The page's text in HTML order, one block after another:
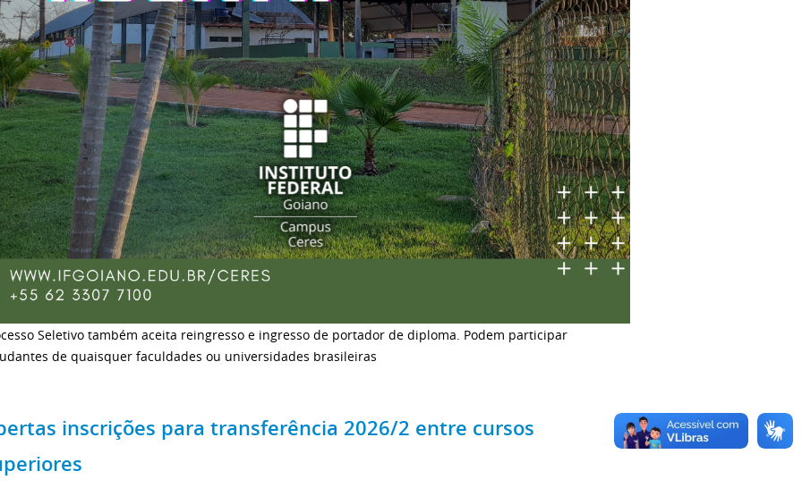
Seletivo também aceita reingresso e ingresso de portador de diploma. Podem participar
de quaisquer faculdades ou universidades brasileiras
inscrições para transferência 2026/2 entre cursos